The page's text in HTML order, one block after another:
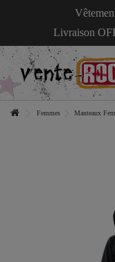
Livraison
Femmes Manteaux